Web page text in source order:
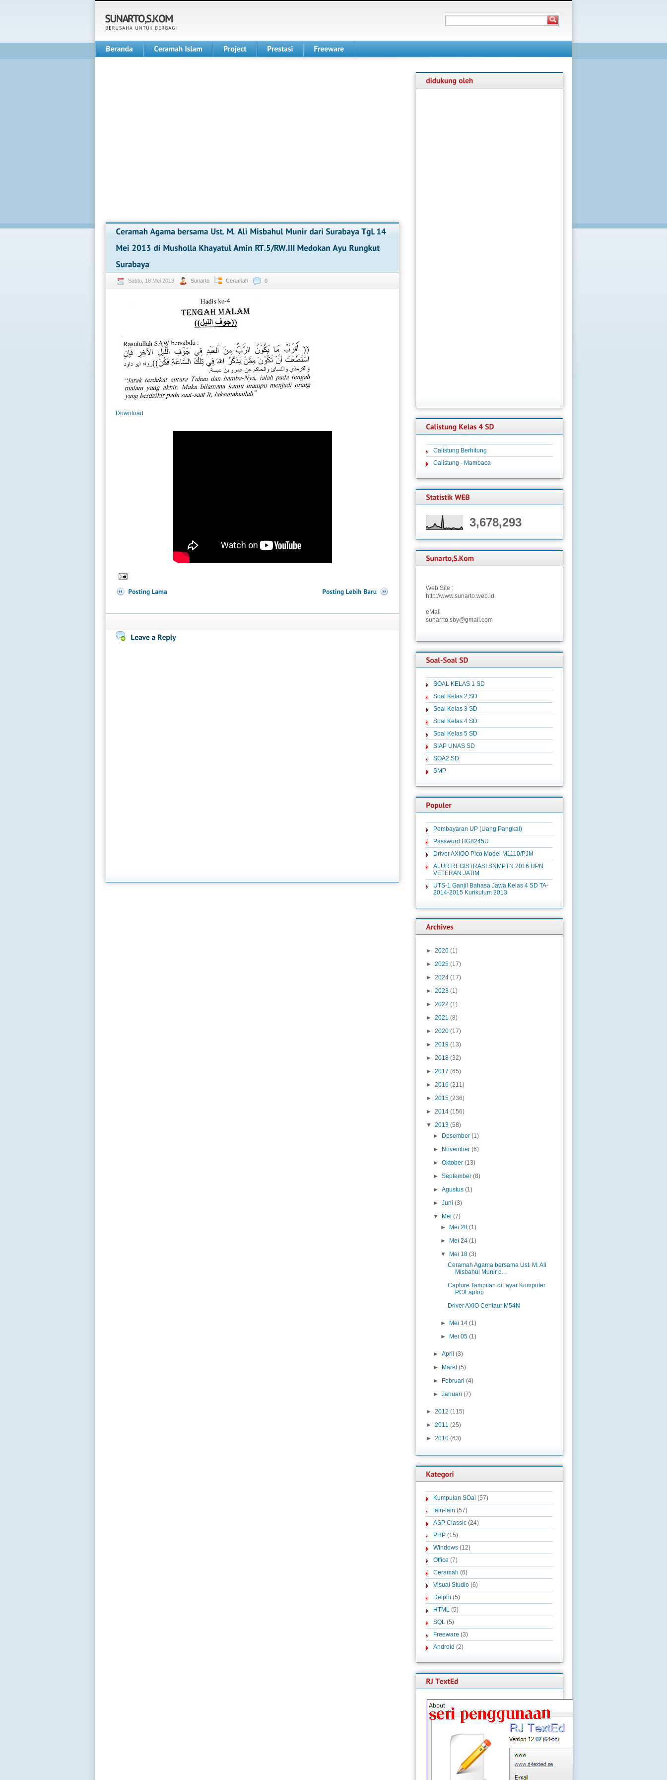
Sabtu, 18 Mei 2013 Sunarto Ceramah 0
Download
Calistung Berhitung
Calistung - Mambaca
3,678,293
Web Site :
http://www.sunarto.web.id
eMail
sunarrto.sby@gmail.com
SOAL KELAS 1 SD
Soal Kelas 2 SD
Soal Kelas 3 SD
Soal Kelas 4 SD
Soal Kelas 5 SD
SIAP UNAS SD
SOA2 SD
SMP
Pembayaran UP (Uang Pangkal)
Password HG8245U
Driver AXIOO Pico Model M1110/PJM
ALUR REGISTRASI SNMPTN 2016 UPN
VETERAN JATIM
UTS-1 Ganjil Bahasa Jawa Kelas 4 SD TA-
2014-2015 Kurikulum 2013
► 2026 (1)
► 2025 (17)
► 2024 (17)
► 2023 (1)
► 2022 (1)
► 2021 (8)
► 2020 (17)
► 2019 (13)
► 2018 (32)
► 2017 (65)
► 2016 (211)
► 2015 (236)
► 2014 (156)
▼ 2013 (58)
►
Desember (1)
►
November (6)
►Oktober (13)
►September (8)
►Agustus (1)
►Juni (3)
▼
Mei (7)
►
Mei 28 (1)
►
Mei 24 (1)
▼
Mei 18 (3)
Ceramah Agama bersama Ust. M. Ali
Misbahul Munir d...
Capture Tampilan diLayar Komputer
PC/Laptop
Driver AXIO Centaur M54N
► Mei 14 (1)
►
Mei 05 (1)
►April (3)
►
Maret (5)
►
Februari (4)
►Januari (7)
► 2012 (115)
► 2011 (25)
► 2010 (63)
Kumpulan SOal (57)
lain-lain (57)
ASP Classic (24)
PHP (15)
Windows (12)
Office (7)
Ceramah (6)
Visual Studio (6)
Delphi (5)
HTML (5)
SQL (5)
Freeware (3)
Android (2)